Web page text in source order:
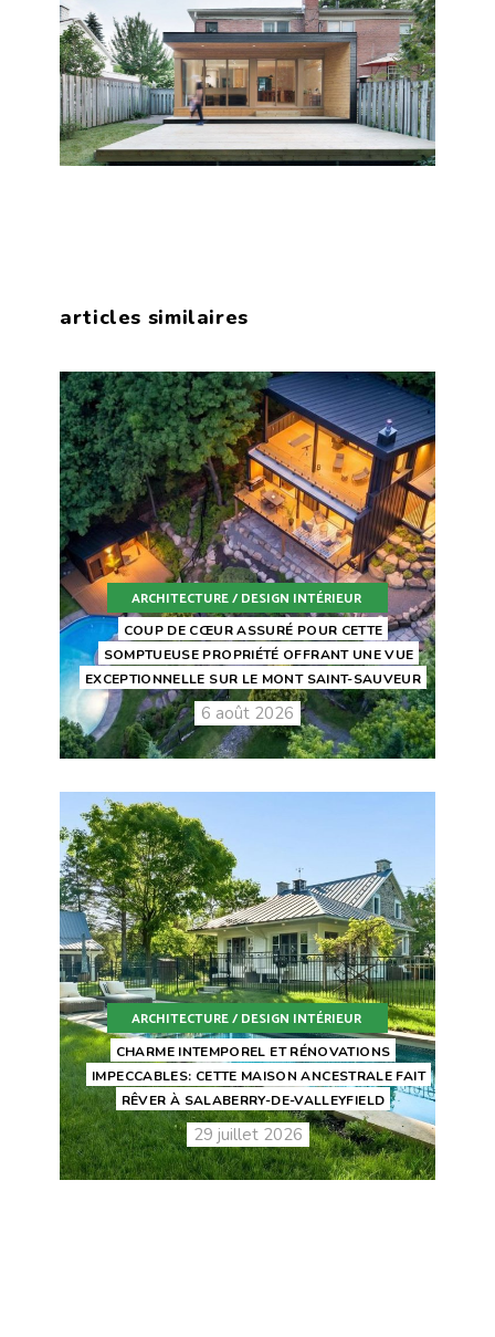
articles similaires
ARCHITECTURE / DESIGN INTÉRIEUR
COUP DE CŒUR ASSURÉ POUR CETTE
SOMPTUEUSE PROPRIÉTÉ OFFRANT UNE VUE
EXCEPTIONNELLE SUR LE MONT SAINT-SAUVEUR
6 août 2026
ARCHITECTURE / DESIGN INTÉRIEUR
CHARME INTEMPOREL ET RÉNOVATIONS
IMPECCABLES: CETTE MAISON ANCESTRALE FAIT
RÊVER À SALABERRY-DE-VALLEYFIELD
29 juillet 2026